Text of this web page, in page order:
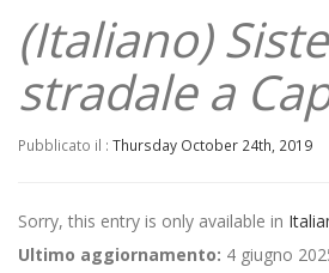
(Italiano)
stradale a
Pubblicato il : Thursday October 24th, 2019
Sorry, this entry is only available in
Ultimo aggiornamento: 4 giugno